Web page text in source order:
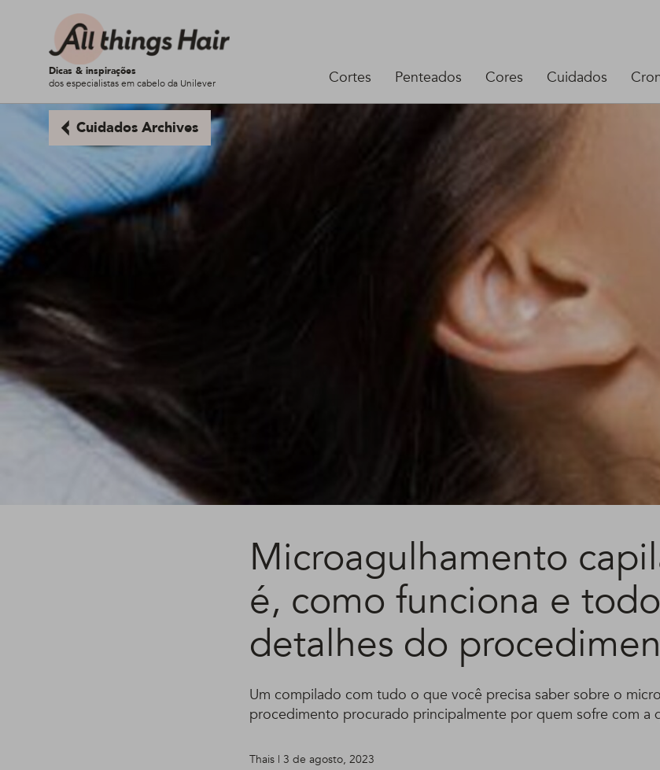
Dicas & inspirações
dos especialistas em cabelo da Unilever
Cortes Penteados Cores Cuidados
Cuidados Archives
Microagulhamento
é, como funciona e
detalhes do
Um compilado com tudo o que você precisa saber sobre o
procedimento procurado principalmente por quem sofre com a
Thais | 3 de agosto, 2023